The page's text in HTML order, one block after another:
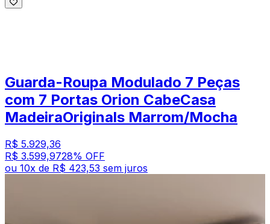
Guarda-Roupa Modulado 7 Peças
com 7 Portas Orion CabeCasa
MadeiraOriginals Marrom/Mocha
R$ 5.929,36
R$ 3.599,9728% OFF
ou 10x de R$ 423,53 sem juros